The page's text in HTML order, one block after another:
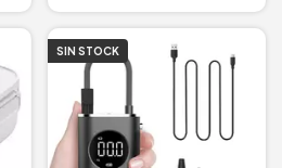
SIN STOCK